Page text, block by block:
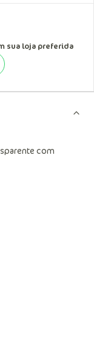
sua loja preferida
com